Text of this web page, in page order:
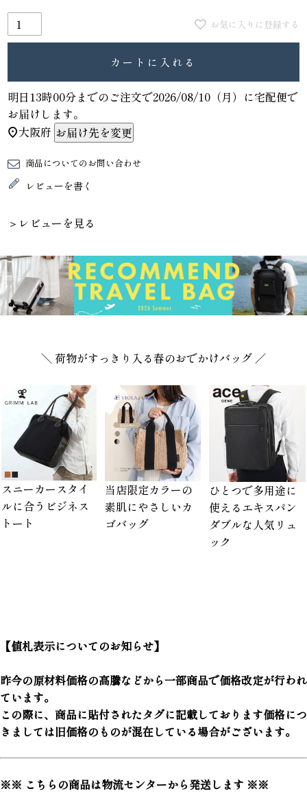
お気に入りに登録する
カートに入れる
明日 13時00分までのご注文で2026/08/10（月） に宅配便で
お届けします。
大阪府 お届け先を変更
商品についてのお問い合わせ
レビューを書く
＞レビューを見る
＼ 荷物がすっきり入る春のおでかけバッグ ／
スニーカースタイ
ルに合うビジネス
トート
当店限定カラーの
素肌にやさしいカ
ゴバッグ
ひとつで多用途に
使えるエキスパン
ダブルな人気リュ
ック
【値札表示についてのお知らせ】
昨今の原材料価格の高騰などから一部商品で価格改定が行われ
ています。
この際に、商品に貼付されたタグに記載しております価格につ
きましては旧価格のものが混在している場合がございます。
※※ こちらの商品は物流センターから発送します ※※